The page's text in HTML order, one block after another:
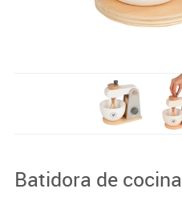
Batidora de cocina